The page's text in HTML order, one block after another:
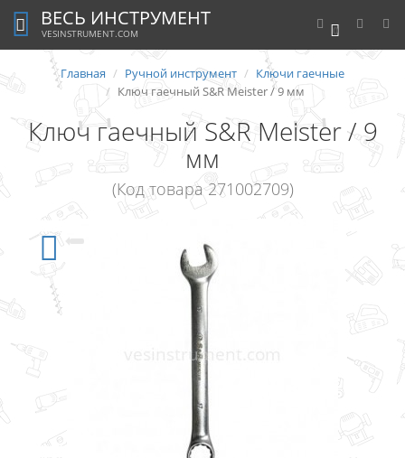
0
ВЕСЬ ИНСТРУМЕНТ
VESINSTRUMENT.COM
Главная Ручной инструмент
Ключи гаечные
Ключ гаечный S&R Meister / 9 мм
Ключ гаечный S&R Meister / 9
мм
(Код товара 271002709)